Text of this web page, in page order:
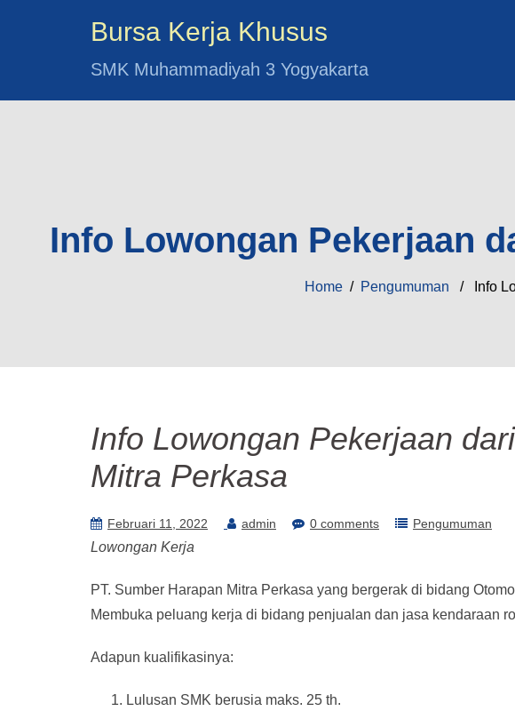
Bursa Kerja Khusus
SMK Muhammadiyah 3 Yogyakarta
Info Lowongan Pekerjaan
Home/ Pengumuman / Info
Info Lowongan Pekerjaan
Mitra Perkasa
Februari 11, 2022 admin 0 comments Pengumuman
Lowongan Kerja
PT. Sumber Harapan Mitra Perkasa yang bergerak di bidang
Membuka peluang kerja di bidang penjualan dan jasa kendaraan
Adapun kualifikasinya:
Lulusan SMK berusia maks. 25 th.